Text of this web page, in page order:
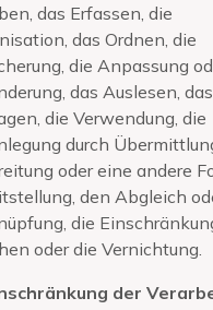
das Erfassen, die
das Ordnen, die
die Anpassung
das Auslesen, das
die Verwendung, die
durch
oder eine andere
den Abgleich
die
oder die Vernichtung.
der